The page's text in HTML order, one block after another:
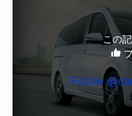
この
Follow